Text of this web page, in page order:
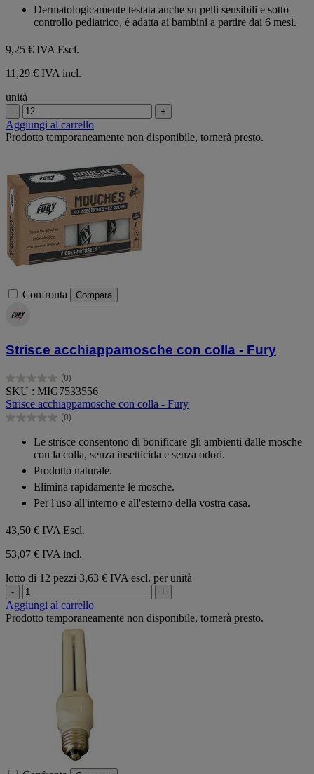
Dermatologicamente testata anche su pelli sensibili e sotto
controllo pediatrico, è adatta ai bambini a partire dai 6 mesi.
9,25 € IVA Escl.
11,29 € IVA incl.
unità
- +
Aggiungi al carrello
Prodotto temporaneamente non disponibile, tornerà presto.
Confronta Compara
Strisce acchiappamosche con colla - Fury
(0)
0.0
su
5
stelle.
SKU : MIG7533556
Strisce acchiappamosche con colla - Fury
(0)
0.0
Le strisce consentono di bonificare gli ambienti dalle mosche
con la colla, senza insetticida e senza odori.
Prodotto naturale.
Elimina rapidamente le mosche.
Per l'uso all'interno e all'esterno della vostra casa.
43,50 € IVA Escl.
53,07 € IVA incl.
lotto di 12 pezzi 3,63 € IVA escl. per unità
- +
Aggiungi al carrello
Prodotto temporaneamente non disponibile, tornerà presto.